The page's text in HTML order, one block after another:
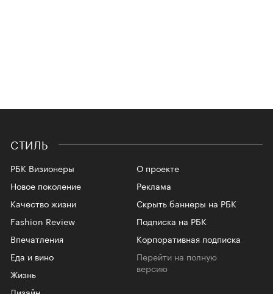
СТИЛЬ
РБК Визионеры
Новое поколение
Качество жизни
Fashion Review
Впечатления
Еда и вино
Жизнь
О проекте
Реклама
Скрыть баннеры на РБК
Подписка на РБК
Корпоративная подписка
Перейти на полную
версию